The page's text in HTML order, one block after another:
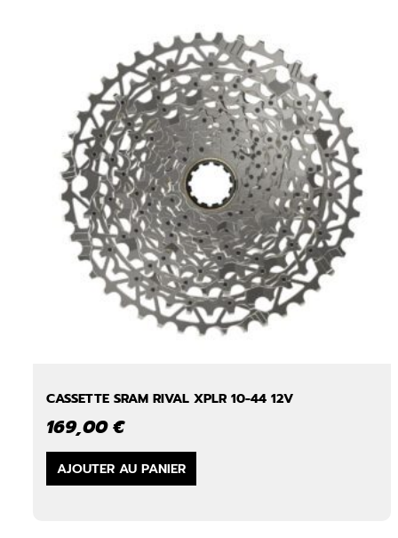
CASSETTE SRAM RIVAL XPLR 10-44 12V
169,00€
AJOUTER AU PANIER